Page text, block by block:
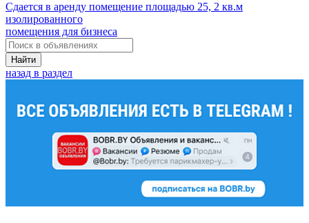
Сдается в аренду помещение площадью 25, 2 кв.м
изолированного
помещения для бизнеса
Найти
назад в раздел